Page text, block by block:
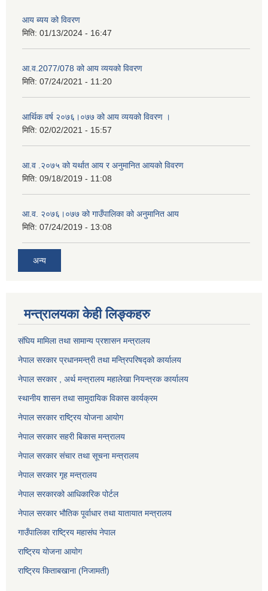
आय ब्यय को विवरण
मिति: 01/13/2024 - 16:47
आ.व.2077/078 को आय व्ययको विवरण
मिति: 07/24/2021 - 11:20
आर्थिक वर्ष २०७६।०७७ को आय व्ययको विवरण ।
मिति: 02/02/2021 - 15:57
आ.व .२०७५ को यर्थात आय र अनुमानित आयको विवरण
मिति: 09/18/2019 - 11:08
आ.व. २०७६।०७७ को गाउँपालिका को अनुमानित आय
मिति: 07/24/2019 - 13:08
अन्य
मन्त्रालयका केही लिङ्कहरु
संघिय मामिला तथा सामान्य प्रशासन मन्त्रालय
नेपाल सरकार प्रधानमन्त्री तथा मन्त्रिपरिषद्को कार्यालय
नेपाल सरकार , अर्थ मन्त्रालय महालेखा नियन्त्रक कार्यालय
स्थानीय शासन तथा सामुदायिक विकास कार्यक्रम
नेपाल सरकार राष्ट्रिय योजना आयोग
नेपाल सरकार सहरी बिकास मन्त्रालय
नेपाल सरकार संचार तथा सूचना मन्त्रालय
नेपाल सरकार गृह मन्त्रालय
नेपाल सरकारको आधिकारिक पोर्टल
नेपाल सरकार भौतिक पूर्वाधार तथा यातायात मन्त्रालय
गाउँपालिका राष्ट्रिय महासंघ नेपाल
राष्ट्रिय योजना आयोग
राष्ट्रिय किताबखाना (निजामती)